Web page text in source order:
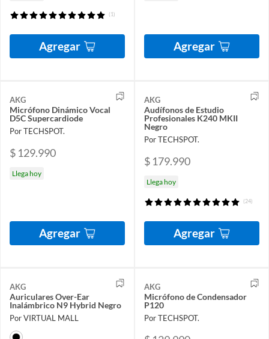
(1)
Agregar Agregar
AKG
Micrófono Dinámico Vocal
D5C Supercardiode
Por TECHSPOT.
$ 129.990
Llega hoy
Agregar
AKG
Audífonos de Estudio
Profesionales K240 MKII
Negro
Por TECHSPOT.
$ 179.990
Llega hoy
(24)
Agregar
AKG
Auriculares Over-Ear
Inalámbrico N9 Hybrid Negro
Por VIRTUAL MALL
AKG
Micrófono de Condensador
P120
Por TECHSPOT.